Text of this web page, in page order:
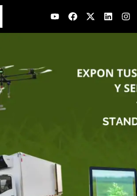
YoutubeFacebook
X-
twitter
Linkedin